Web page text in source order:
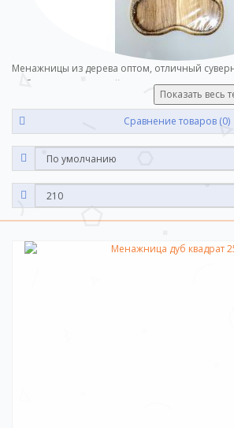
Менажницы из дерева оптом, отличный
любого стола. Покупайте сувениры оптом по
Показать весь
Сравнение товаров (0)